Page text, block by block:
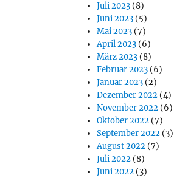
Juli 2023 (8)
Juni 2023 (5)
Mai 2023 (7)
April 2023 (6)
März 2023 (8)
Februar 2023 (6)
Januar 2023 (2)
Dezember 2022 (4)
November 2022 (6)
Oktober 2022 (7)
September 2022 (3)
August 2022 (7)
Juli 2022 (8)
Juni 2022 (3)